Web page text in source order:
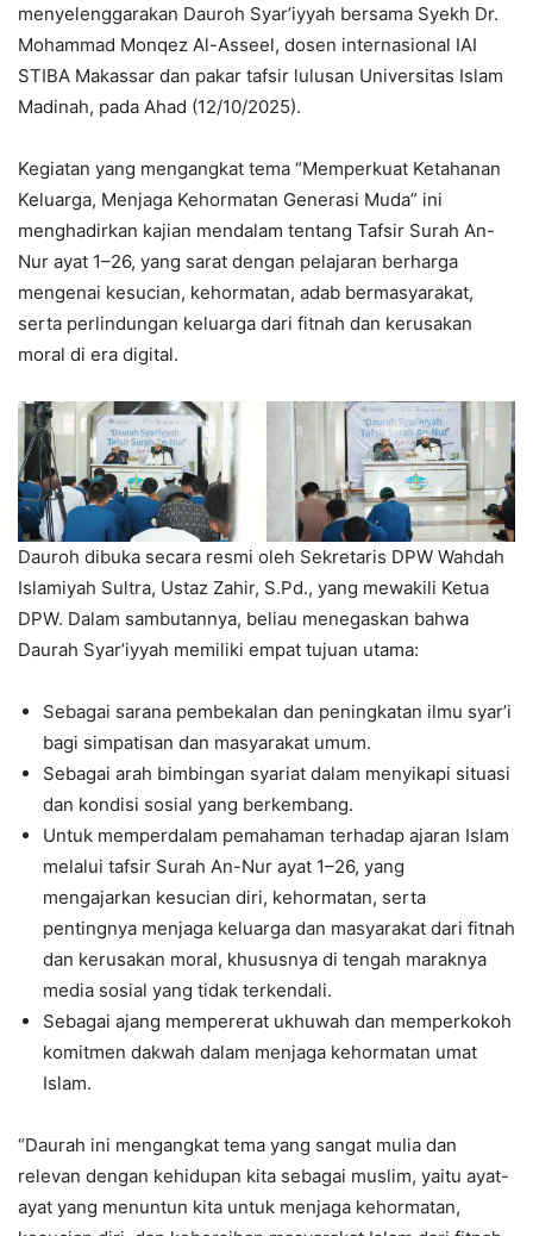
menyelenggarakan Dauroh Syar’iyyah bersama Syekh Dr.
Mohammad Monqez Al-Asseel, dosen internasional IAI
STIBA Makassar dan pakar tafsir lulusan Universitas Islam
Madinah, pada Ahad (12/10/2025).
Kegiatan yang mengangkat tema “Memperkuat Ketahanan
Keluarga, Menjaga Kehormatan Generasi Muda” ini
menghadirkan kajian mendalam tentang Tafsir Surah An-
Nur ayat 1–26, yang sarat dengan pelajaran berharga
mengenai kesucian, kehormatan, adab bermasyarakat,
serta perlindungan keluarga dari fitnah dan kerusakan
moral di era digital.
Dauroh dibuka secara resmi oleh Sekretaris DPW Wahdah
Islamiyah Sultra, Ustaz Zahir, S.Pd., yang mewakili Ketua
DPW. Dalam sambutannya, beliau menegaskan bahwa
Daurah Syar’iyyah memiliki empat tujuan utama:
Sebagai sarana pembekalan dan peningkatan ilmu syar’i
bagi simpatisan dan masyarakat umum.
Sebagai arah bimbingan syariat dalam menyikapi situasi
dan kondisi sosial yang berkembang.
Untuk memperdalam pemahaman terhadap ajaran Islam
melalui tafsir Surah An-Nur ayat 1–26, yang
mengajarkan kesucian diri, kehormatan, serta
pentingnya menjaga keluarga dan masyarakat dari fitnah
dan kerusakan moral, khususnya di tengah maraknya
media sosial yang tidak terkendali.
Sebagai ajang mempererat ukhuwah dan memperkokoh
komitmen dakwah dalam menjaga kehormatan umat
Islam.
“Daurah ini mengangkat tema yang sangat mulia dan
relevan dengan kehidupan kita sebagai muslim, yaitu ayat-
ayat yang menuntun kita untuk menjaga kehormatan,